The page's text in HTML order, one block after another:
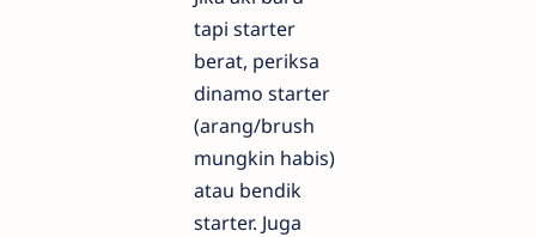
tapi starter
berat, periksa
dinamo starter
(arang/brush
mungkin habis)
atau bendik
starter. Juga